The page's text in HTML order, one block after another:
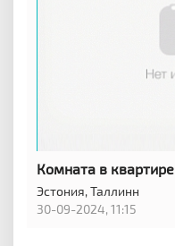
Комната в квартире
Эстония,Таллинн
30-09-2024, 11:15